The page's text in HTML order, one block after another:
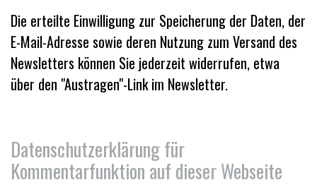
Die erteilte Einwilligung zur Speicherung der Daten, der
E-Mail-Adresse sowie deren Nutzung zum Versand des
Newsletters können Sie jederzeit widerrufen, etwa
über den "Austragen"-Link im Newsletter.
Datenschutzerklärung für
Kommentarfunktion auf dieser Webseite